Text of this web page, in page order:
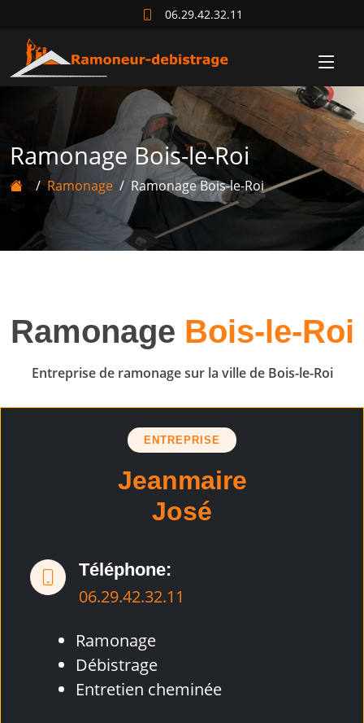
06.29.42.32.11
Ramonage Bois-le-Roi
Ramonage Ramonage Bois-le-Roi
Ramonage Bois-le-Roi
Entreprise de ramonage sur la ville de Bois-le-Roi
ENTREPRISE
Jeanmaire
José
Téléphone:
06.29.42.32.11
Ramonage
Débistrage
Entretien cheminée